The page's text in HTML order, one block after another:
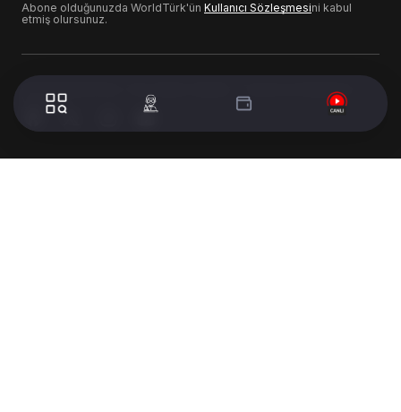
Abone olduğunuzda WorldTürk'ün Kullanıcı Sözleşmesini kabul
etmiş olursunuz.
© 2024 WorldTurk. Tüm Hakları Saklıdır. - Tasarım & Geliştirme :
Volion's